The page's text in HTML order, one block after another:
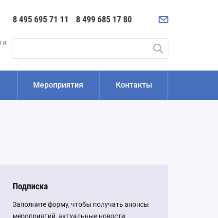
8 495 695 71 11 8 499 685 17 80
поисковую
Совет Цифровой лизинг
совет по управлению
Мероприятия Контакты
Подписка
Заполните форму, чтобы получать анонсы
мероприятий, актуальные новости,